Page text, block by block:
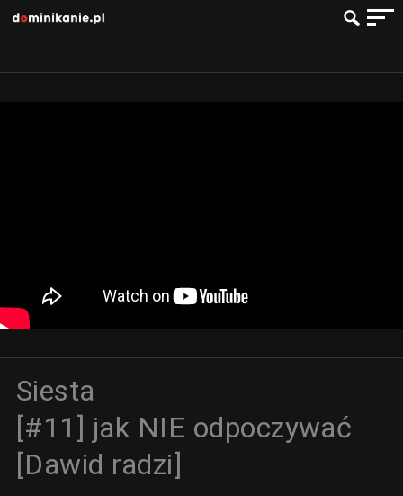
Siesta
[#11] jak NIE odpoczywać
[Dawid radzi]